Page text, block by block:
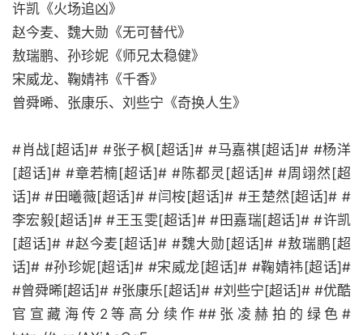
许凯《火场追凶》
赵今麦、魏大勋《无可替代》
敖瑞鹏、孙珍妮《师兄太稳健》
宋威龙、鞠婧祎《千香》
曾舜晞、张康乐、刘些宁《奇换人生》
#肖战[超话]# #张子枫[超话]# #马嘉祺[超话]# #杨洋
[超话]# #章若楠[超话]# #陈都灵[超话]# #周翊然[超
话]# #田曦薇[超话]# #闫桉[超话]# #王楚然[超话]# #
李宏毅[超话]# #王玉雯[超话]# #田嘉瑞[超话]# #许凯
[超话]# #赵今麦[超话]# #魏大勋[超话]# #敖瑞鹏[超
话]# #孙珍妮[超话]# #宋威龙[超话]# #鞠婧祎[超话]#
#曾舜晞[超话]# #张康乐[超话]# #刘些宁[超话]# #优酷
官宣藏海传2等高分续作##张凌赫拍的绿色#